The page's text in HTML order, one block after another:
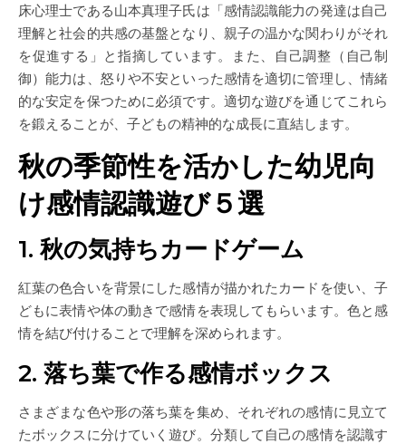
床心理士である山本真理子氏は「感情認識能力の発達は自己
理解と社会的共感の基盤となり、親子の温かな関わりがそれ
を促進する」と指摘しています。また、自己調整（自己制
御）能力は、怒りや不安といった感情を適切に管理し、情緒
的な安定を保つために必須です。適切な遊びを通じてこれら
を鍛えることが、子どもの精神的な成長に直結します。
秋の季節性を活かした幼児向
け感情認識遊び５選
1. 秋の気持ちカードゲーム
紅葉の色合いを背景にした感情が描かれたカードを使い、子
どもに表情や体の動きで感情を表現してもらいます。色と感
情を結び付けることで理解を深められます。
2. 落ち葉で作る感情ボックス
さまざまな色や形の落ち葉を集め、それぞれの感情に見立て
たボックスに分けていく遊び。分類して自己の感情を認識す